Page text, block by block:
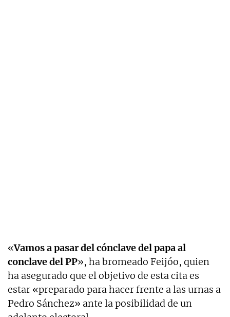
«Vamos a pasar del cónclave del papa al
conclave del PP», ha bromeado Feijóo, quien
ha asegurado que el objetivo de esta cita es
estar «preparado para hacer frente a las urnas a
Pedro Sánchez» ante la posibilidad de un